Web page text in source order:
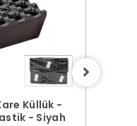
Küllük -
- Siyah